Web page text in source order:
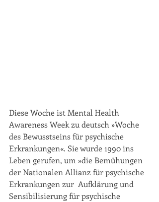
Diese Woche ist Mental Health
Awareness Week zu deutsch »Woche
des Bewusstseins für psychische
Erkrankungen«. Sie wurde 1990 ins
Leben gerufen, um »die Bemühungen
der Nationalen Allianz für psychische
Erkrankungen zur  Aufklärung und
Sensibilisierung für psychische